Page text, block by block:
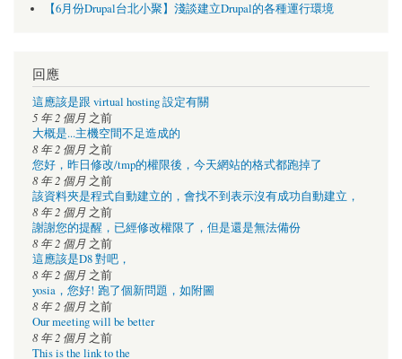
【6月份Drupal台北小聚】淺談建立Drupal的各種運行環境
回應
這應該是跟 virtual hosting 設定有關
5 年 2 個月 之前
大概是...主機空間不足造成的
8 年 2 個月 之前
您好，昨日修改/tmp的權限後，今天網站的格式都跑掉了
8 年 2 個月 之前
該資料夾是程式自動建立的，會找不到表示沒有成功自動建立，
8 年 2 個月 之前
謝謝您的提醒，已經修改權限了，但是還是無法備份
8 年 2 個月 之前
這應該是D8 對吧，
8 年 2 個月 之前
yosia，您好! 跑了個新問題，如附圖
8 年 2 個月 之前
Our meeting will be better
8 年 2 個月 之前
This is the link to the